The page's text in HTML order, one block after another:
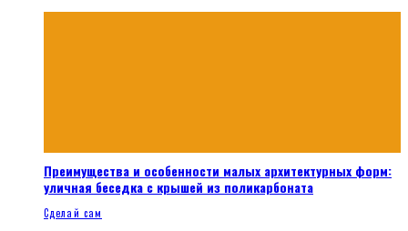
Преимущества и особенности малых архитектурных форм:
уличная беседка с крышей из поликарбоната
Сделай сам